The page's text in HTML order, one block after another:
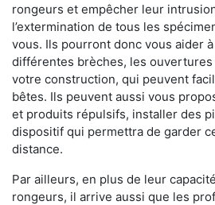
rongeurs et empêcher leur
l’extermination de tous les
vous. Ils pourront donc vous aider
différentes brèches, les
votre construction, qui peuvent
bêtes. Ils peuvent aussi vous
et produits répulsifs, installer des
dispositif qui permettra de garder
distance.
Par ailleurs, en plus de leur
rongeurs, il arrive aussi que les